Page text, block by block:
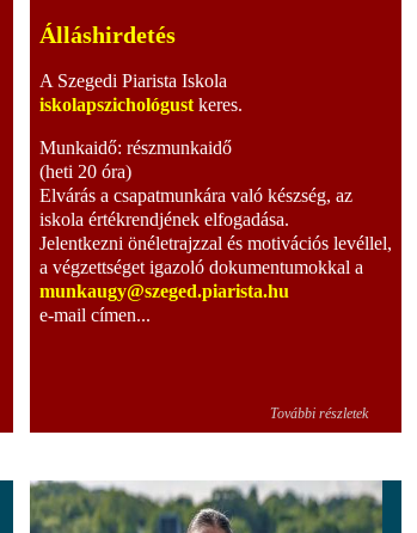
Álláshirdetés
A Szegedi Piarista Iskola
iskolapszichológust keres.
Munkaidő: részmunkaidő
(heti 20 óra)
Elvárás a csapatmunkára való készség, az
iskola értékrendjének elfogadása.
Jelentkezni önéletrajzzal és motivációs levéllel,
a végzettséget igazoló dokumentumokkal a
munkaugy@szeged.piarista.hu
e-mail címen...
További részletek